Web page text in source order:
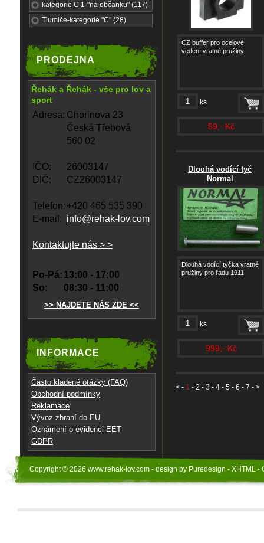
kategorie C 1-"na občanku" (117)
Tlumiče-kategorie "C" (28)
PRODEJNA
Řehák a Řehák - vše pro lov a
sport
Adresa: Chorinova 23
Česká Třebová
560 02
IČO:
26003147
DIČ:
CZ26003147
Telefon: +420 465 535 390
E-mail: info@rehak-lov.com
Kontaktujte nás > >
Po-Pá: 13:00 - 17:00
So:
08:30 - 11:00
>> NAJDETE NÁS ZDE <<
INFORMACE
Často kladené otázky (FAQ)
Obchodní podmínky
Reklamace
Vývoz zbraní do EU
Oznámení o evidenci EET
GDPR
CZ buffer pro ocelové
vedení vratné pružiny
ks
59,- Kč
Dlouhá vodící tyč
Normal
Dlouhá vodící tyčka vratné
pružiny pro řadu 1911
ks
999,- Kč
< - 1 - 2 - 3 - 4 - 5 - 6 - 7 - >
Copyright © 2026 www.rehak-lov.com - design by Puredesign - XHTML -